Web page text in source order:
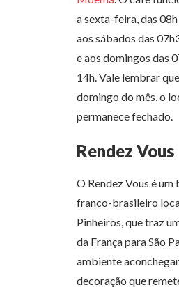
a sexta-feira, das
aos sábados das
e aos domingos das
14h. Vale lembrar
domingo do mês, o
permanece fechado.
Rendez Vous
O Rendez Vous é um
franco-brasileiro
Pinheiros, que traz
da França para São
ambiente
decoração que